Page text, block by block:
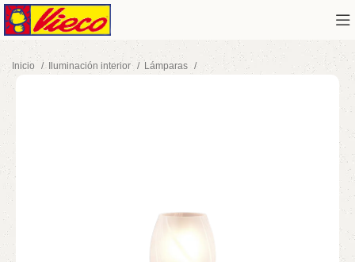
Inicio Iluminación interior Lámparas